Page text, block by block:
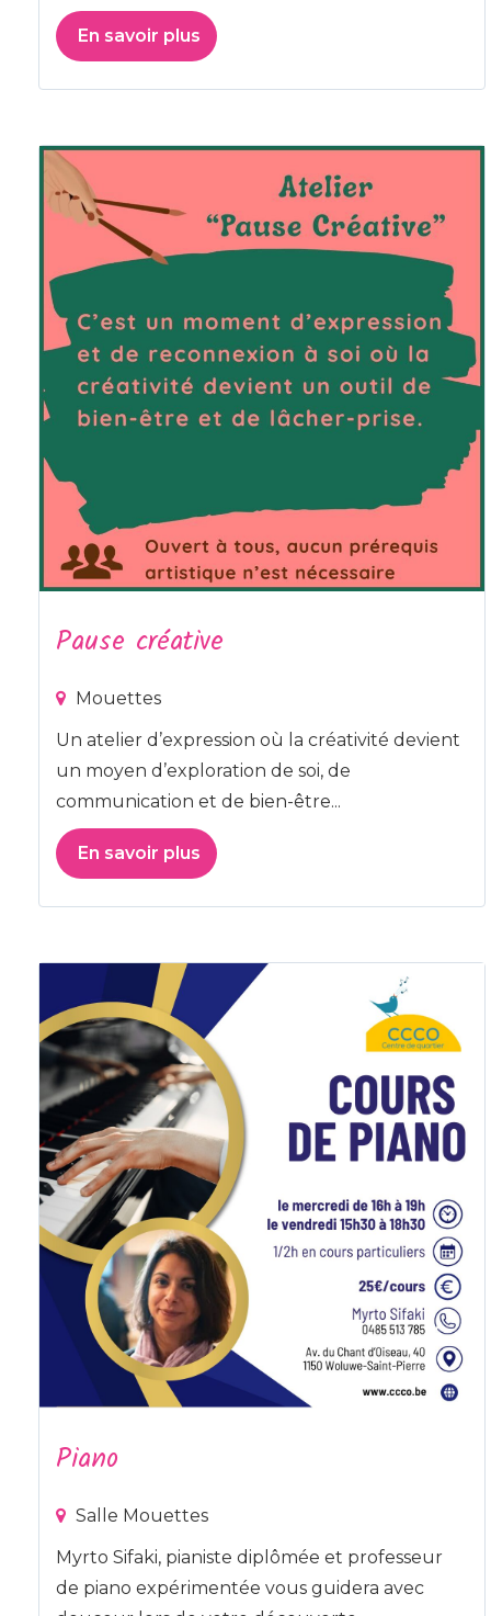
En savoir plus
Pause créative
Mouettes
Un atelier d’expression où la créativité devient
un moyen d’exploration de soi, de
communication et de bien-être...
En savoir plus
Piano
Salle Mouettes
Myrto Sifaki, pianiste diplômée et professeur
de piano expérimentée vous guidera avec